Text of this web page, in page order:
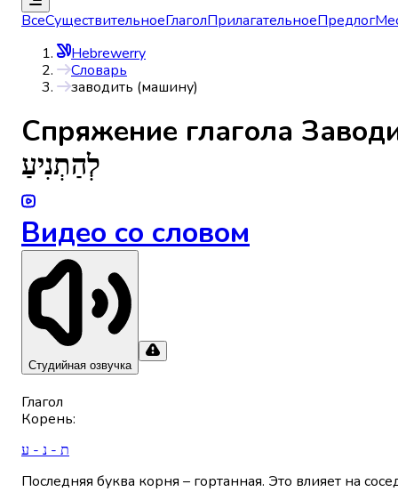
ВсеСуществительноеГлаголПрилагательноеПредлог
Hebrewerry
Словарь
заводить (машину)
Спряжениe глагола
לְהַתְנִיעַ
Видео со словом
Студийная озвучка
Глагол
Корень:
ת - נ - ע
Последняя буква корня – гортанная. Это влияет на